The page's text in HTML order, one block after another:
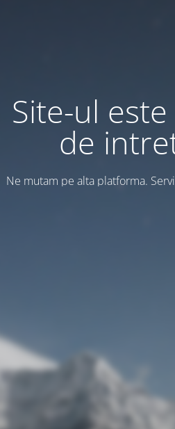
Site-ul este
de
Ne mutam pe alta platforma.